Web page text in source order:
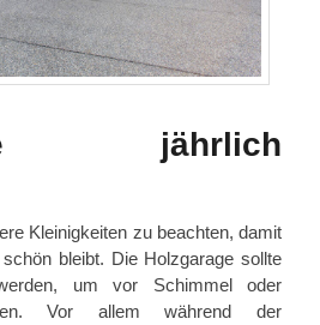
jährlich
Kleinigkeiten zu beachten, damit
bleibt. Die Holzgarage sollte
um vor Schimmel oder
Vor allem während der